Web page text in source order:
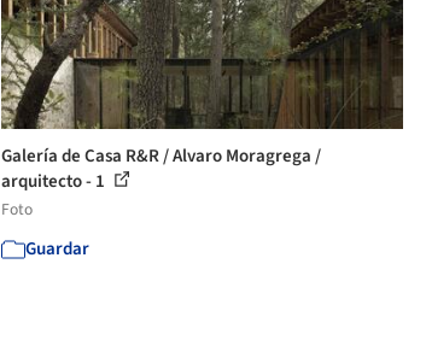
Galería de Casa R&R / Alvaro Moragrega /
arquitecto - 1
Foto
Guardar